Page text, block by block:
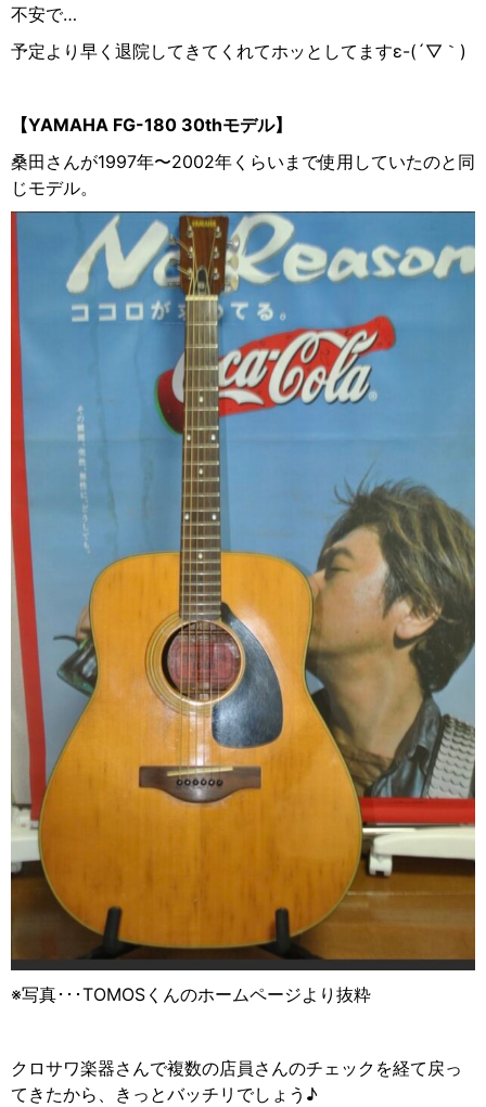
不安で…
予定より早く退院してきてくれてホッとしてますε-(´▽ ｀ )
【YAMAHA FG-180 30thモデル】
桑田さんが1997年〜2002年くらいまで使用していたのと同
じモデル。
※写真･･･TOMOSくんのホームページより抜粋
クロサワ楽器さんで複数の店員さんのチェックを経て戻っ
てきたから、きっとバッチリでしょう♪